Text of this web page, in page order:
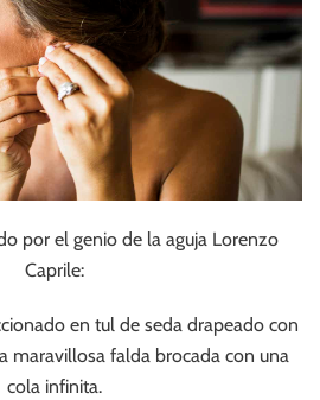
por el genio de la aguja Lorenzo
Caprile:
en tul de seda drapeado con
maravillosa falda brocada con una
cola infinita.